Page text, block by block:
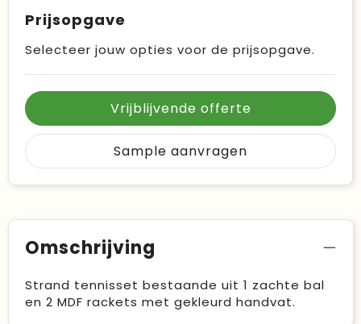
Prijsopgave
Selecteer jouw opties voor de prijsopgave.
Vrijblijvende offerte
Sample aanvragen
Omschrijving
Strand tennisset bestaande uit 1 zachte bal
en 2 MDF rackets met gekleurd handvat.